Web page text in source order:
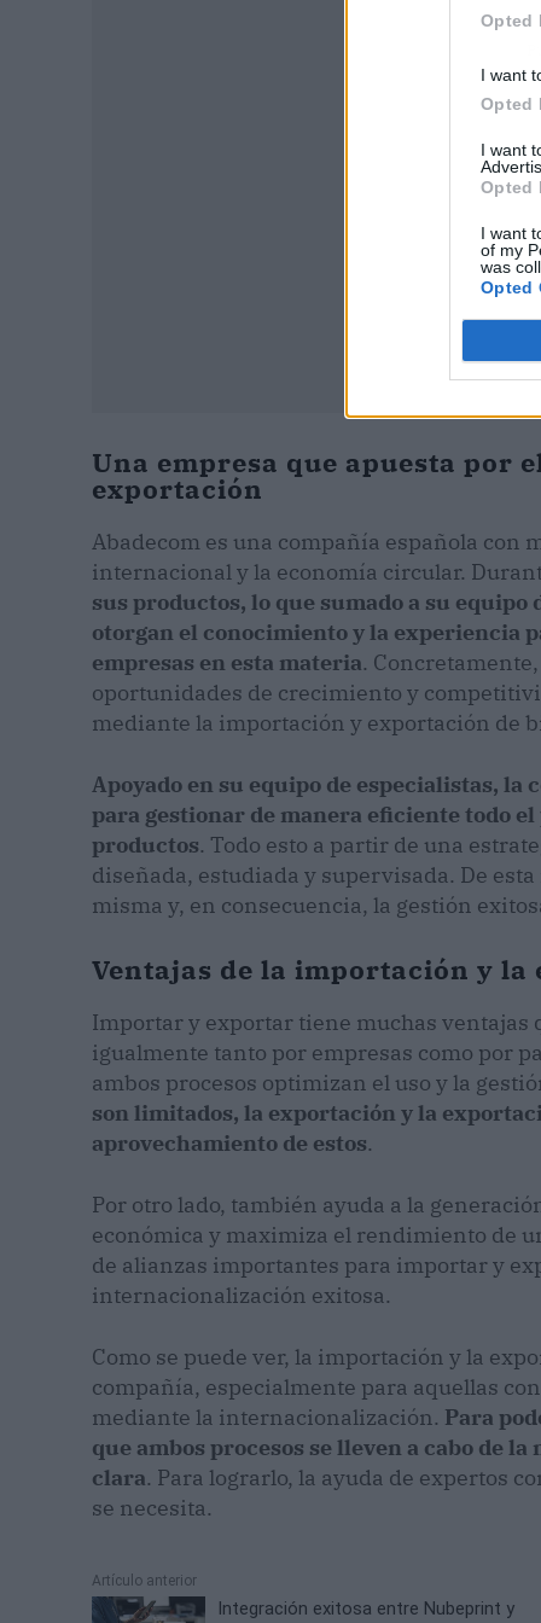
Opted
I want
Opted
I want
Opted
I want
of my
was
Opted
Una empresa que apuesta por
exportación
Abadecom es una compañía española con
internacional y la economía circular.
sus productos, lo que sumado a su
otorgan el conocimiento y la experiencia
empresas en esta materia.
oportunidades de crecimiento y
mediante la importación y exportación de
Apoyado en su equipo de especialistas, la
para gestionar de manera eficiente todo
productos. Todo esto a partir de una
diseñada, estudiada y supervisada. De
misma y, en consecuencia, la gestión
Ventajas de la importación y
Importar y exportar tiene muchas ventajas
igualmente tanto por empresas como por
ambos procesos optimizan el uso y la
son limitados, la exportación y la
aprovechamiento de estos.
Por otro lado, también ayuda a la
económica y maximiza el rendimiento de
de alianzas importantes para importar y
internacionalización exitosa.
Como se puede ver, la importación y la
compañía, especialmente para aquellas
mediante la internacionalización. Para
que ambos procesos se lleven a cabo de
clara. Para lograrlo, la ayuda de expertos
se necesita.
Artículo anterior
Integración exitosa entre Nubeprint y